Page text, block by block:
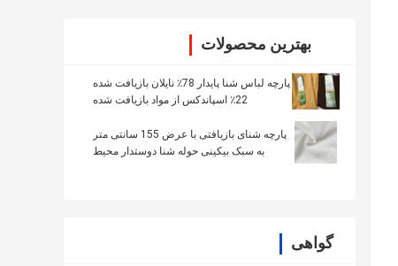
بهترین محصولات
پارچه لباس شنا پایدار 78٪ نایلان بازیافت شده
22٪ اسپاندکس از مواد بازیافت شده
پارچه شنای بازیافتی با عرض 155 سانتی متر
به سبک بیکینی حوله شنا دوستدار محیط
گواهی